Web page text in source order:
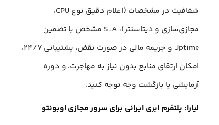
شفافیت در مشخصات (اعلام دقیق نوع CPU،
مجازی‌سازی و دیتاسنتر)، SLA مشخص با تضمین
Uptime و جریمه مالی در صورت نقض، پشتیبانی ۲۴/۷،
امکان ارتقای منابع بدون نیاز به مهاجرت، و دوره
آزمایشی یا بازگشت وجه توجه کنید.
لیارا: پلتفرم ابری ایرانی برای سرور مجازی اوبونتو